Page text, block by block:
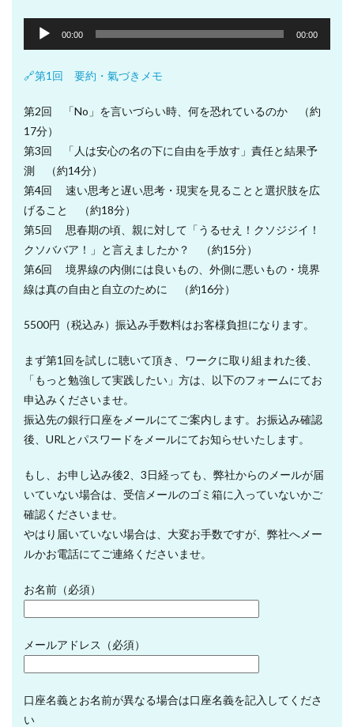
声
プ
ー
ヤ
ー
00:00 00:00
🔗第1回 要約・氣づきメモ
第2回 「No」を言いづらい時、何を恐れているのか （約
17分）
第3回 「人は安心の名の下に自由を手放す」責任と結果予
測 （約14分）
第4回 速い思考と遅い思考・現実を見ることと選択肢を広
げること （約18分）
第5回 思春期の頃、親に対して「うるせえ！クソジジイ！
クソババア！」と言えましたか？ （約15分）
第6回 境界線の内側には良いもの、外側に悪いもの・境界
線は真の自由と自立のために （約16分）
5500円（税込み）振込み手数料はお客様負担になります。
まず第1回を試しに聴いて頂き、ワークに取り組まれた後、
「もっと勉強して実践したい」方は、以下のフォームにてお
申込みくださいませ。
振込先の銀行口座をメールにてご案内します。お振込み確認
後、URLとパスワードをメールにてお知らせいたします。
もし、お申し込み後2、3日経っても、弊社からのメールが届
いていない場合は、受信メールのゴミ箱に入っていないかご
確認くださいませ。
やはり届いていない場合は、大変お手数ですが、弊社へメー
ルかお電話にてご連絡くださいませ。
お名前（必須）
メールアドレス（必須）
口座名義とお名前が異なる場合は口座名義を記入してくださ
い